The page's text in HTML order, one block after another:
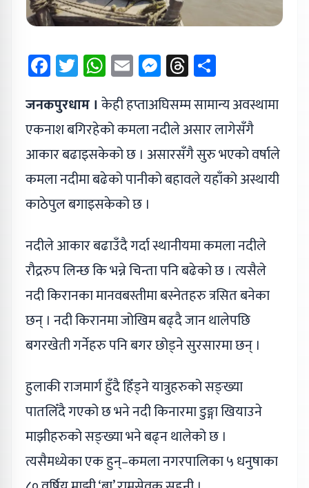
Facebook
Twitter
WhatsApp
EmailMessenger
Threads
जनकपुरधाम । केही हप्ताअघिसम्म सामान्य अवस्थामा
एकनाश बगिरहेको कमला नदीले असार लागेसँगै
आकार बढाइसकेको छ । असारसँगै सुरु भएको वर्षाले
कमला नदीमा बढेको पानीको बहावले यहाँको अस्थायी
काठेपुल बगाइसकेको छ ।
नदीले आकार बढाउँदै गर्दा स्थानीयमा कमला नदीले
रौद्ररुप लिन्छ कि भन्ने चिन्ता पनि बढेको छ । त्यसैले
नदी किरानका मानवबस्तीमा बस्नेतहरु त्रसित बनेका
छन् । नदी किरानमा जोखिम बढ्दै जान थालेपछि
बगरखेती गर्नेहरु पनि बगर छोड्ने सुरसारमा छन् ।
हुलाकी राजमार्ग हुँदै हिँड्ने यात्रुहरुको सङ्ख्या
पातलिँदै गएको छ भने नदी किनारमा डुङ्गा खियाउने
माझीहरुको सङ्ख्या भने बढ्न थालेको छ ।
त्यसैमध्येका एक हुन्–कमला नगरपालिका ५ धनुषाका